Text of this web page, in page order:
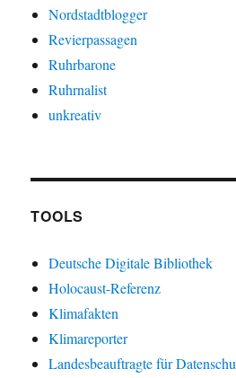
Nordstadtblogger
Revierpassagen
Ruhrbarone
Ruhrnalist
unkreativ
TOOLS
Deutsche Digitale Bibliothek
Holocaust-Referenz
Klimafakten
Klimareporter
Landesbeauftragte für